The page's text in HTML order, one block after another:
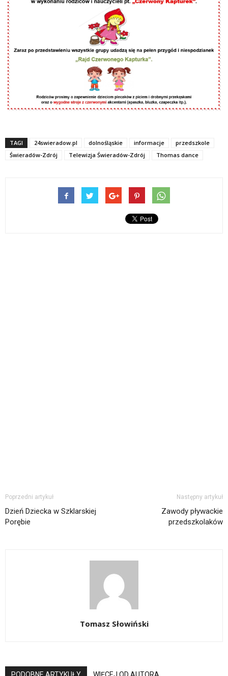
TAGI 24swieradow.pl dolnośląskie informacje
przedszkole
Świeradów-Zdrój
Telewizja Świeradów-Zdrój Thomas dance
Poprzedni artykuł
Dzień Dziecka w Szklarskiej
Porębie
Następny artykuł
Zawody pływackie
przedszkolaków
Tomasz Słowiński